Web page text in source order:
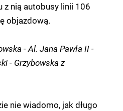
z nią autobusy linii 106
objazdową.
- Al. Jana Pawła II -
- Grzybowska z
nie wiadomo, jak długo